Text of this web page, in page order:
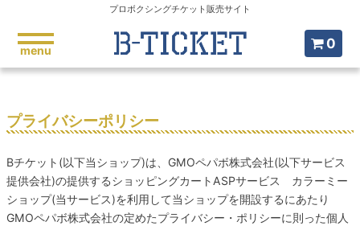
プロボクシングチケット販売サイト
0
menu
プライバシーポリシー
Bチケット(以下当ショップ)は、 GMOペパボ株式会社(以下サービス
提供会社)の提供するショッピングカートASPサービス カラーミー
ショップ(当サービス)を利用して当ショップを開設するにあたり
GMOペパボ株式会社の定めたプライバシー・ポリシーに則った個人